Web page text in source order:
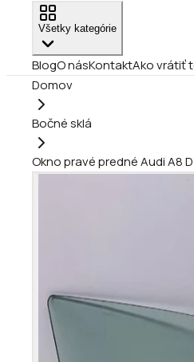
Všetky kategórie
BlogO násKontaktAko vrátiť
Domov
Bočné sklá
Okno pravé predné Audi A8